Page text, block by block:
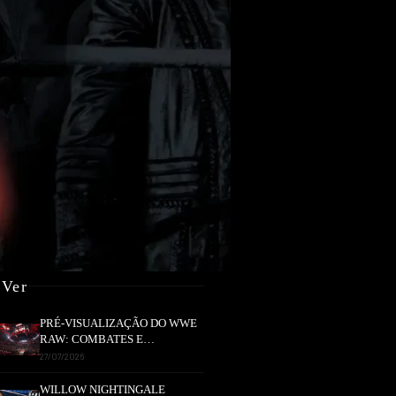
PRÉ-VISUALIZAÇÃO DO WWE
RAW: COMBATES E
SEGMENTOS A NÃO PERDER
27/07/2026
WILLOW NIGHTINGALE